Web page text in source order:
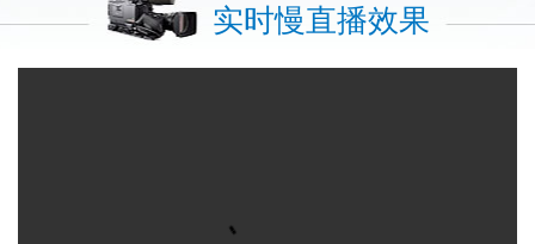
实时慢直播效果